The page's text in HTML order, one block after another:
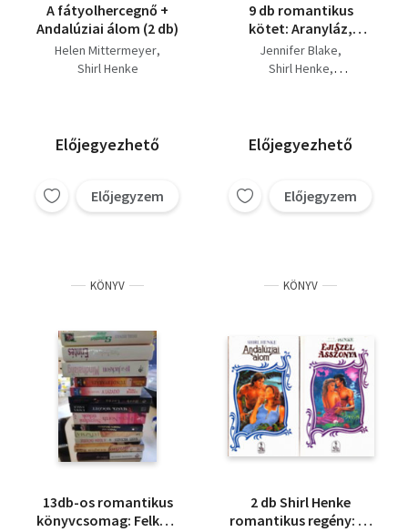
A fátyolhercegnő +
Andalúziai álom (2 db)
Helen Mittermeyer
Shirl Henke
Előjegyezhető
Előjegyzem
9 db romantikus
kötet: Aranyláz,
Szenvedélyek szigete,
Van remény!, Késő
Szégyentelenül, A
hercegnő, Ibolyát
Jennifer Blake
Shirl Henke
Barbara Cartland
Hedwig Courths-Mahler
Előjegyezhető
Előjegyzem
KÖNYV
13db-os romantikus
könyvcsomag: Felkelő
KÖNYV
2 db Shirl Henke
romantikus regény: Éji